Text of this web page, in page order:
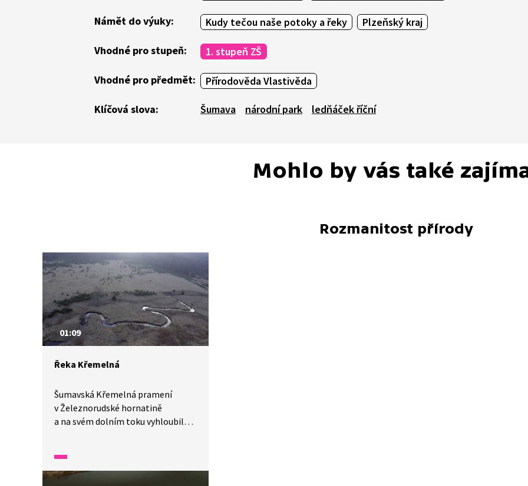
Námět do výuky: Kudy tečou naše potoky a řeky Plzeňský kraj
Vhodné pro stupeň: 1. stupeň ZŠ
Vhodné pro předmět: Přírodověda Vlastivěda
Klíčová slova: Šumava národní park ledňáček říční
Mohlo by vás také
Rozmanitost přírody
01:09
Řeka Křemelná
Šumavská Křemelná pramení
v Železnorudské hornatině
a na svém dolním toku vyhloubila
minutě vám představíme malé
zázraky fauny a flory v naší zemi.